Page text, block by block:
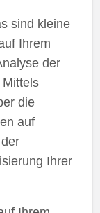
sind kleine
Ihrem
der
die
auf
Ihrer